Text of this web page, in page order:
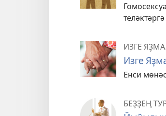
ИЗГЕ
Изге
Енси
БЕҘҘЕҢ